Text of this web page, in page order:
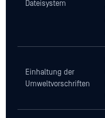
Dateisystem
Einhaltung der
Umweltvorschriften